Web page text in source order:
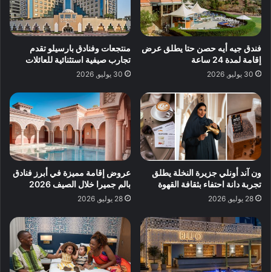
فندق جيه أيه حصن حتا يطلق عرض
إقامة لمدة 24 ساعة
30 يوليو, 2026
منتجعات وفنادق بارسيلو تقدم
تجارب صيفية استثنائية للعائلات
30 يوليو, 2026
ون آند أونلي جزيرة النخلة يطلق
تجربة دانة احتفاء بثقافة القهوة
28 يوليو, 2026
عروض إقامة مميزة في أبرز فنادق
بالم جميرا خلال الصيف 2026
28 يوليو, 2026